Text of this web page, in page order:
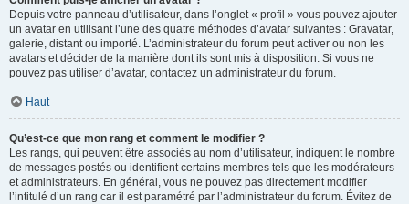
Depuis votre panneau d’utilisateur, dans l’onglet « profil » vous pouvez ajouter
un avatar en utilisant l’une des quatre méthodes d’avatar suivantes : Gravatar,
galerie, distant ou importé. L’administrateur du forum peut activer ou non les
avatars et décider de la manière dont ils sont mis à disposition. Si vous ne
pouvez pas utiliser d’avatar, contactez un administrateur du forum.
Haut
Qu’est-ce que mon rang et comment le modifier ?
Les rangs, qui peuvent être associés au nom d’utilisateur, indiquent le nombre
de messages postés ou identifient certains membres tels que les modérateurs
et administrateurs. En général, vous ne pouvez pas directement modifier
l’intitulé d’un rang car il est paramétré par l’administrateur du forum. Évitez de